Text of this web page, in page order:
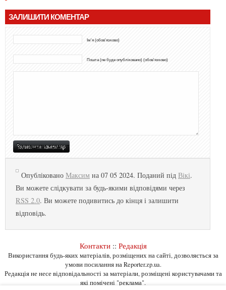
ЗАЛИШИТИ КОМЕНТАР
Ім'я (обов'язково)
Пошта (не буде опубліковано) (обов'язково)
Опубліковано Максим на 07 05 2024. Поданий під Вікі.
Ви можете слідкувати за будь-якими відповідями через
RSS 2.0. Ви можете подивитись до кінця і залишити
відповідь.
Контакти:: Редакція
Використання будь-яких матеріалів, розміщених на сайті, дозволяється за
умови посилання на Reporter.zp.ua.
Редакція не несе відповідальності за матеріали, розміщені користувачами та
які помічені "реклама".